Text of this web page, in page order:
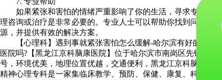
如果紧张和害怕的情绪严重影响了你的生活，寻求专业的心
理咨询或治疗是非常必要的。专业人士可以帮助你找到问题的根
源，并提供有效的解决方案。
【心理科】遇到事就紧张害怕怎么缓解-哈尔滨有好的心理
医院吗?【黑龙江京科脑康医院】位于哈尔滨市南岗区先锋路565
号，环境优美，地理位置优越，交通便利，黑龙江京科脑康医院
精神心理专科是一家集临床教学、预防、保健、康复、科研为一